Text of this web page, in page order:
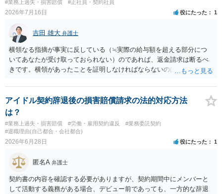
#業務上過失・損害賠償 #正社員・契約社員
2026年7月16日 役にたった 1
吉田 雄大 弁護士
横領なる指摘が事実に反している（≒実際の給与額を超える部分につ
いてあなたが受け取っておられない）のであれば、返金請求は断るべ
きです。横領があったことを証明しなければならないのは会社側なの
アイドル契約辞退後の損害賠償請求の法的対応方法
は？
#業務上過失・損害賠償 #労働・雇用契約違反
#業務委託契約
#退職理由(自己都合・会社都合)
2026年6月28日 役にたった 1
匿名A 弁護士
契約書の内容を確認する必要がありますが、契約期間中にメンバーと
して活動する義務がある場合、デビュー前であっても、一方的な辞退